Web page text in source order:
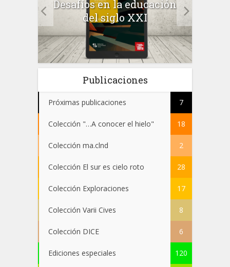
Desafíos en la educación
del siglo XXI
Publicaciones
Próximas publicaciones 7
Colección "…A conocer el hielo" 18
Colección ma.clnd 2
Colección El sur es cielo roto 28
Colección Exploraciones 17
Colección Varii Cives 8
Colección DICE 6
Ediciones especiales 120